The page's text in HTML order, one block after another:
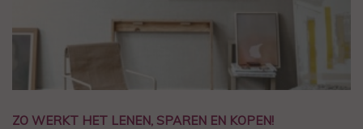
ZO WERKT HET LENEN, SPAREN EN KOPEN!